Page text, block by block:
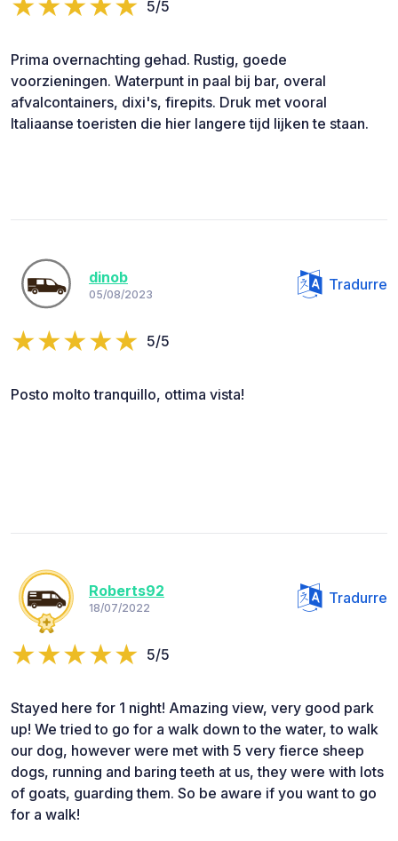
5/5
Prima overnachting gehad. Rustig, goede
voorzieningen. Waterpunt in paal bij bar, overal
afvalcontainers, dixi's, firepits. Druk met vooral
Italiaanse toeristen die hier langere tijd lijken te staan.
dinob
05/08/2023
Tradurre
5/5
Posto molto tranquillo, ottima vista!
Roberts92
18/07/2022
Tradurre
5/5
Stayed here for 1 night! Amazing view, very good park
up! We tried to go for a walk down to the water, to walk
our dog, however were met with 5 very fierce sheep
dogs, running and baring teeth at us, they were with lots
of goats, guarding them. So be aware if you want to go
for a walk!